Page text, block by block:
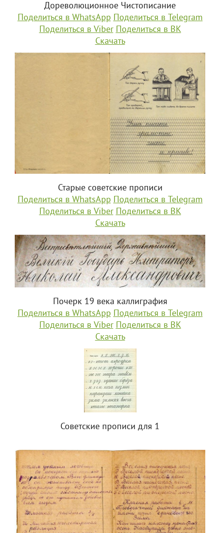
Дореволюционное Чистописание
Поделиться в WhatsApp Поделиться в Telegram
Поделиться в Viber Поделиться в ВК
Скачать
Старые советские прописи
Поделиться в WhatsApp Поделиться в Telegram
Поделиться в Viber Поделиться в ВК
Скачать
Почерк 19 века каллиграфия
Поделиться в WhatsApp Поделиться в Telegram
Поделиться в Viber Поделиться в ВК
Скачать
Советские прописи для 1